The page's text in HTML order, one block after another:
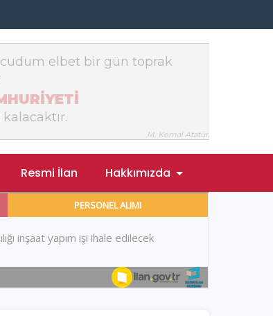
Resmi İlan Hakkımızda